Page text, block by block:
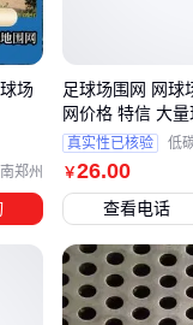
编织角度减少阳光反
受冲击后能回弹复位
推压网面，观察变
场地建议要求供应商
郑州
场
￥26.00
足球场围网 网球
网价格 特信 大
真实性已核验 低
查看电话